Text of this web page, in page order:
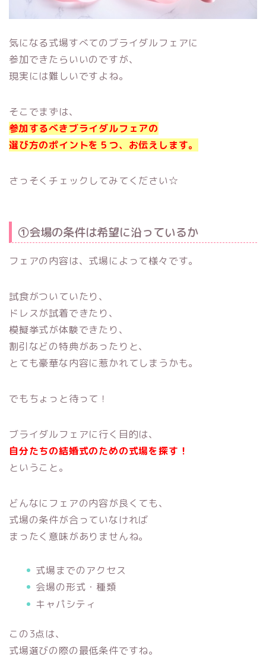
気になる式場すべてのブライダルフェアに
参加できたらいいのですが、
現実には難しいですよね。
そこでまずは、
参加するべきブライダルフェアの
選び方のポイントを５つ、お伝えします。
さっそくチェックしてみてください☆
①会場の条件は希望に沿っているか
フェアの内容は、式場によって様々です。
試食がついていたり、
ドレスが試着できたり、
模擬挙式が体験できたり、
割引などの特典があったりと、
とても豪華な内容に惹かれてしまうかも。
でもちょっと待って！
ブライダルフェアに行く目的は、
自分たちの結婚式のための式場を探す！
ということ。
どんなにフェアの内容が良くても、
式場の条件が合っていなければ
まったく意味がありませんね。
式場までのアクセス
会場の形式・種類
キャパシティ
この3点は、
式場選びの際の最低条件ですね。